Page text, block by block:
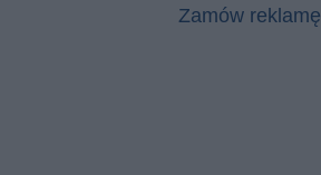
Zamów reklamę